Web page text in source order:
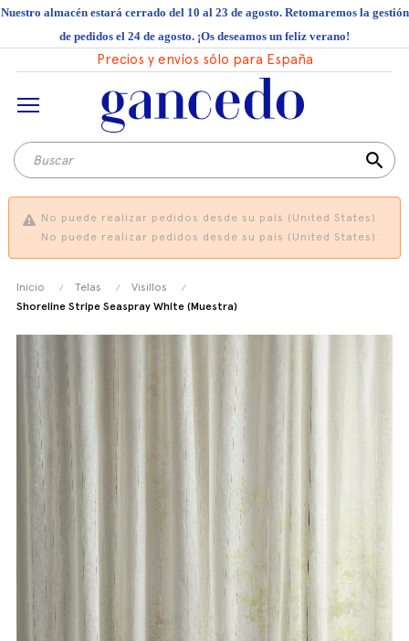
Nuestro almacén estará cerrado del 10 al 23 de agosto. Retomaremos la gestión
de pedidos el 24 de agosto. ¡Os deseamos un feliz verano!
Precios y envíos sólo para España
search
No puede realizar pedidos desde su país (United States).
No puede realizar pedidos desde su país (United States).
Inicio Telas
Visillos
Shoreline Stripe Seaspray White (Muestra)